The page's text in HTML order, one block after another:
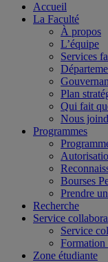
Accueil
La Faculté
À propos
L’équipe
Services
Plan
Qui fait
Nous
Programmes
Bourses
Prendre
Recherche
Service
Service
Formation
Zone étudiante